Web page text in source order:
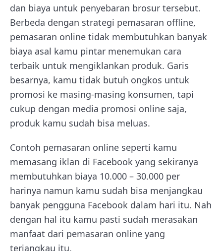
dan biaya untuk penyebaran brosur tersebut.
Berbeda dengan strategi pemasaran offline,
pemasaran online tidak membutuhkan banyak
biaya asal kamu pintar menemukan cara
terbaik untuk mengiklankan produk. Garis
besarnya, kamu tidak butuh ongkos untuk
promosi ke masing-masing konsumen, tapi
cukup dengan media promosi online saja,
produk kamu sudah bisa meluas.
Contoh pemasaran online seperti kamu
memasang iklan di Facebook yang sekiranya
membutuhkan biaya 10.000 – 30.000 per
harinya namun kamu sudah bisa menjangkau
banyak pengguna Facebook dalam hari itu. Nah
dengan hal itu kamu pasti sudah merasakan
manfaat dari pemasaran online yang
terjangkau itu.